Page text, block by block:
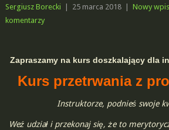
Sergiusz Borecki 25 marca 2018 Nowy wpis
komentarzy
Zapraszamy na kurs doszkalający dla
Kurs przetrwania z
Instruktorze, podnieś swoje
Weź udział i przekonaj się, że to